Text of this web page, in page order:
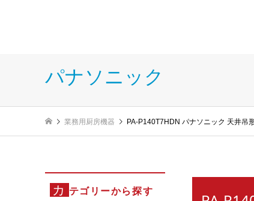
パナソニック
業務用厨房機器 PA-P140T7HDN パナソニック 天井吊
カ テゴリーから探す